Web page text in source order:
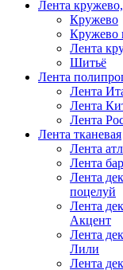
Лента
Кружево
Кружево
Лента
Шитьё
Лента
Лента
Лента
Лента
Лента тканевая
Лента
Лента
Лента
поцелуй
Лента
Акцент
Лента
Лили
Лента